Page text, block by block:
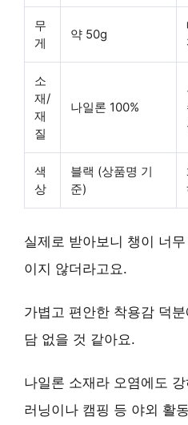
무
게
약 50g
소
재/
재
질
나일론 100%
색
상
블랙 (상품명 기
준)
실제로 받아보니 챙이 너
이지 않더라고요.
가볍고 편안한 착용감 덕
담 없을 것 같아요.
나일론 소재라 오염에도
러닝이나 캠핑 등 야외 활